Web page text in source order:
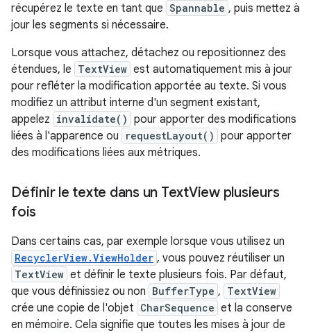
récupérez le texte en tant que Spannable , puis mettez à
jour les segments si nécessaire.
Lorsque vous attachez, détachez ou repositionnez des
étendues, le TextView est automatiquement mis à jour
pour refléter la modification apportée au texte. Si vous
modifiez un attribut interne d'un segment existant,
appelez invalidate() pour apporter des modifications
liées à l'apparence ou
requestLayout() pour apporter
des modifications liées aux métriques.
Définir le texte dans un TextView plusieurs
fois
Dans certains cas, par exemple lorsque vous utilisez un
RecyclerView.ViewHolder , vous pouvez réutiliser un
TextView et définir le texte plusieurs fois. Par défaut,
que vous définissiez ou non BufferType , TextView
crée une copie de l'objet CharSequence et la conserve
en mémoire. Cela signifie que toutes les mises à jour de